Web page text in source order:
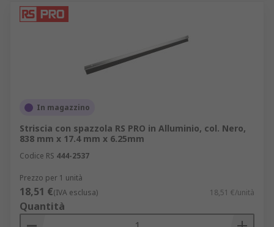
In magazzino
Striscia con spazzola RS PRO in Alluminio, col. Nero,
838 mm x 17.4 mm x 6.25mm
Codice RS 444-2537
Prezzo per 1 unità
18,51 €(IVA esclusa) 18,51 €/unità
Quantità